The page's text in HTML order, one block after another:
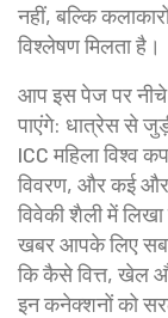
नहीं, बल्कि
विश्लेषण मिलता है।
आप इस पेज पर नीचे
पाएंगे: धात्रेस से
ICC महिला विश्व
विवरण, और कई
विवेकी शैली में
खबर आपके लिए
कि कैसे वित्त, खेल
इन कनेक्शनों को